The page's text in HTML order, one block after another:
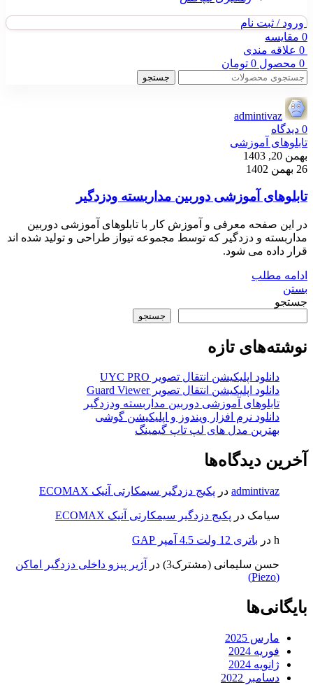
ورود / ثبت نام
0 مقایسه
0 علاقه مندی
0 محصول 0 تومان
جستجو
admintivaz
0 دیدگاه
تابلوهای آموزشی
بهمن 20, 1403
26 بهمن 1402
تابلوهای آموزشی دوربین مداربسته ودزدگیر
در این صفحه معرفی و آموزش کار با تابلوهای آموزشی دوربین
مداربسته و دزدگیر که توسط مجموعه تیواز طراحی و تولید شده اند
قرار داده می شود.
ادامه مطلب
بستن
جستجو
جستجو
نوشته‌های تازه
دانلود اپلیکیشن انتقال تصویر UYC PRO
دانلود اپلیکیشن انتقال تصویر Guard Viewer
تابلوهای آموزشی دوربین مداربسته ودزدگیر
دانلود نرم افزار ویندوز و اپلیکیشن گوشی
بهترین مدل های لپ تاپ گیمینگ
آخرین دیدگاه‌ها
admintivaz در پکیج دزدگیر سیمکارتی آنیک ECOMAX
سیامک در پکیج دزدگیر سیمکارتی آنیک ECOMAX
h در باتری 12 ولت 4.5 آمپر GAP
حسن سلیمانی (مشترک3) در
آژیر پیزو داخلی دزدگیر اماکن
(Piezo)
بایگانی‌ها
مارس 2025
فوریه 2024
ژانویه 2024
دسامبر 2022